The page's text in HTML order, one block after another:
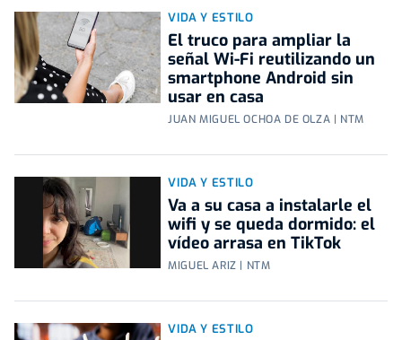
VIDA Y ESTILO
El truco para ampliar la
señal Wi-Fi reutilizando un
smartphone Android sin
usar en casa
JUAN MIGUEL OCHOA DE OLZA | NTM
VIDA Y ESTILO
Va a su casa a instalarle el
wifi y se queda dormido: el
vídeo arrasa en TikTok
MIGUEL ARIZ | NTM
VIDA Y ESTILO